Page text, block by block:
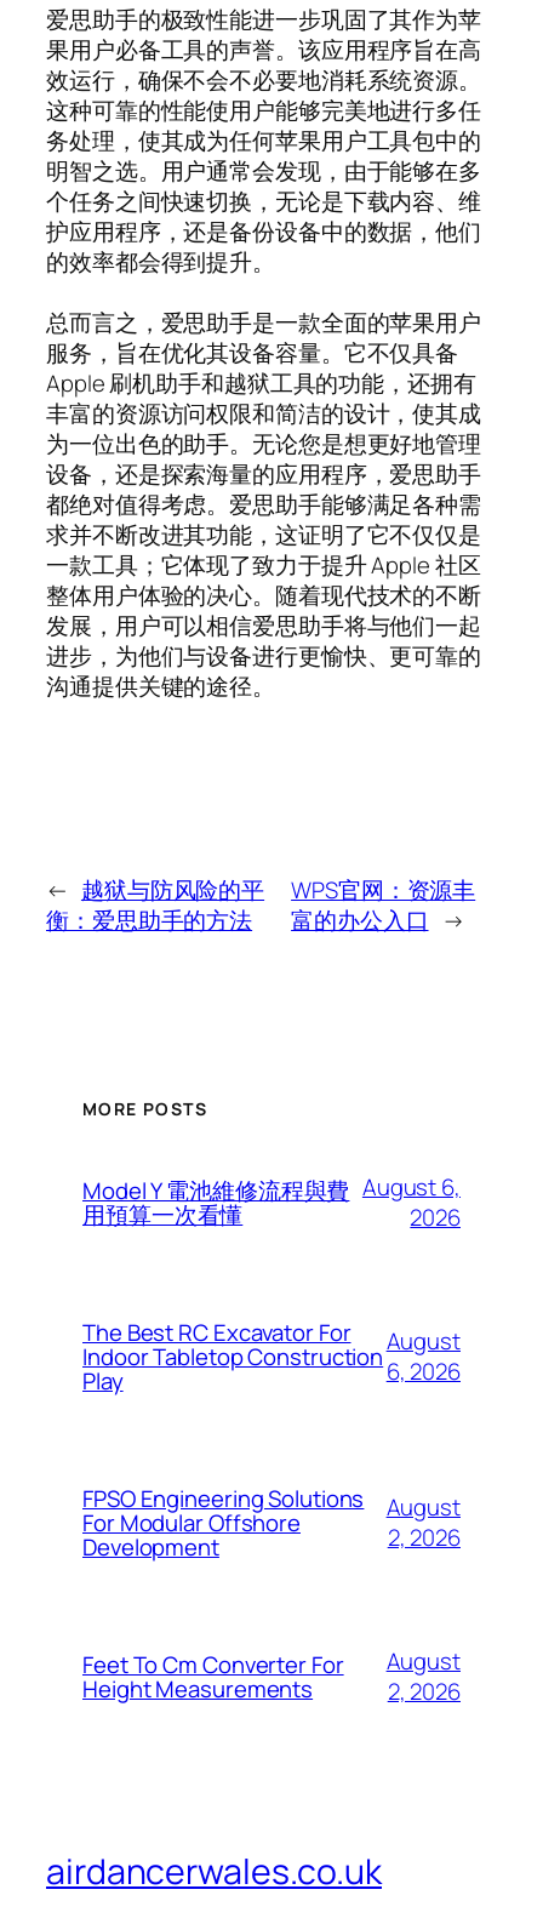
爱思助手的极致性能进一步巩固了其作为苹
果用户必备工具的声誉。该应用程序旨在高
效运行，确保不会不必要地消耗系统资源。
这种可靠的性能使用户能够完美地进行多任
务处理，使其成为任何苹果用户工具包中的
明智之选。用户通常会发现，由于能够在多
个任务之间快速切换，无论是下载内容、维
护应用程序，还是备份设备中的数据，他们
的效率都会得到提升。
总而言之，爱思助手是一款全面的苹果用户
服务，旨在优化其设备容量。它不仅具备
Apple 刷机助手和越狱工具的功能，还拥有
丰富的资源访问权限和简洁的设计，使其成
为一位出色的助手。无论您是想更好地管理
设备，还是探索海量的应用程序，爱思助手
都绝对值得考虑。爱思助手能够满足各种需
求并不断改进其功能，这证明了它不仅仅是
一款工具；它体现了致力于提升 Apple 社区
整体用户体验的决心。随着现代技术的不断
发展，用户可以相信爱思助手将与他们一起
进步，为他们与设备进行更愉快、更可靠的
沟通提供关键的途径。
← 越狱与防风险的平
衡：爱思助手的方法
WPS官网：资源丰
富的办公入口
→
MORE POSTS
Model Y 電池維修流程與費
用預算一次看懂
August 6,
2026
The Best RC Excavator For
Indoor Tabletop Construction
Play
August
6, 2026
FPSO Engineering Solutions
For Modular Offshore
Development
August
2, 2026
Feet To Cm Converter For
Height Measurements
August
2, 2026
airdancerwales.co.uk